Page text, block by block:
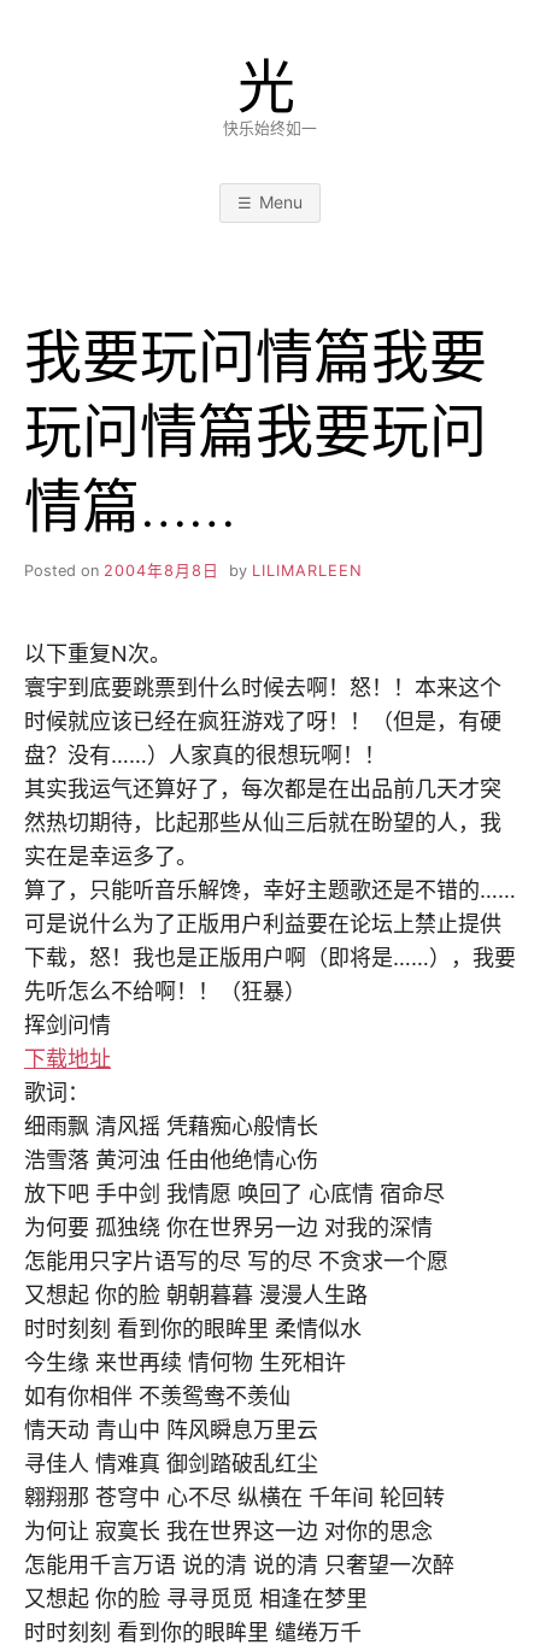
光
快乐始终如一
Menu
我要玩问情篇我要
玩问情篇我要玩问
情篇……
Posted on 2004年8月8日 by LILIMARLEEN
以下重复N次。
寰宇到底要跳票到什么时候去啊！怒！！本来这个
时候就应该已经在疯狂游戏了呀！！（但是，有硬
盘？没有……）人家真的很想玩啊！！
其实我运气还算好了，每次都是在出品前几天才突
然热切期待，比起那些从仙三后就在盼望的人，我
实在是幸运多了。
算了，只能听音乐解馋，幸好主题歌还是不错的……
可是说什么为了正版用户利益要在论坛上禁止提供
下载，怒！我也是正版用户啊（即将是……），我要
先听怎么不给啊！！（狂暴）
挥剑问情
下载地址
歌词：
细雨飘 清风摇 凭藉痴心般情长
浩雪落 黄河浊 任由他绝情心伤
放下吧 手中剑 我情愿 唤回了 心底情 宿命尽
为何要 孤独绕 你在世界另一边 对我的深情
怎能用只字片语写的尽 写的尽 不贪求一个愿
又想起 你的脸 朝朝暮暮 漫漫人生路
时时刻刻 看到你的眼眸里 柔情似水
今生缘 来世再续 情何物 生死相许
如有你相伴 不羡鸳鸯不羡仙
情天动 青山中 阵风瞬息万里云
寻佳人 情难真 御剑踏破乱红尘
翱翔那 苍穹中 心不尽 纵横在 千年间 轮回转
为何让 寂寞长 我在世界这一边 对你的思念
怎能用千言万语 说的清 说的清 只奢望一次醉
又想起 你的脸 寻寻觅觅 相逢在梦里
时时刻刻 看到你的眼眸里 缱绻万千